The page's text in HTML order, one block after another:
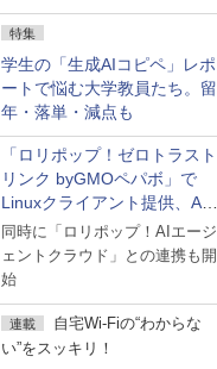
特集
学生の「生成AIコピペ」レポ
ートで悩む大学教員たち。留
年・落単・減点も
「ロリポップ！ゼロトラスト
リンク byGMOペパボ」で
Linuxクライアント提供、AI
エージェントの接続が容易に
同時に「ロリポップ！AIエージ
ェントクラウド」との連携も開
始
連載
自宅Wi-Fiの“わからな
い”をスッキリ！